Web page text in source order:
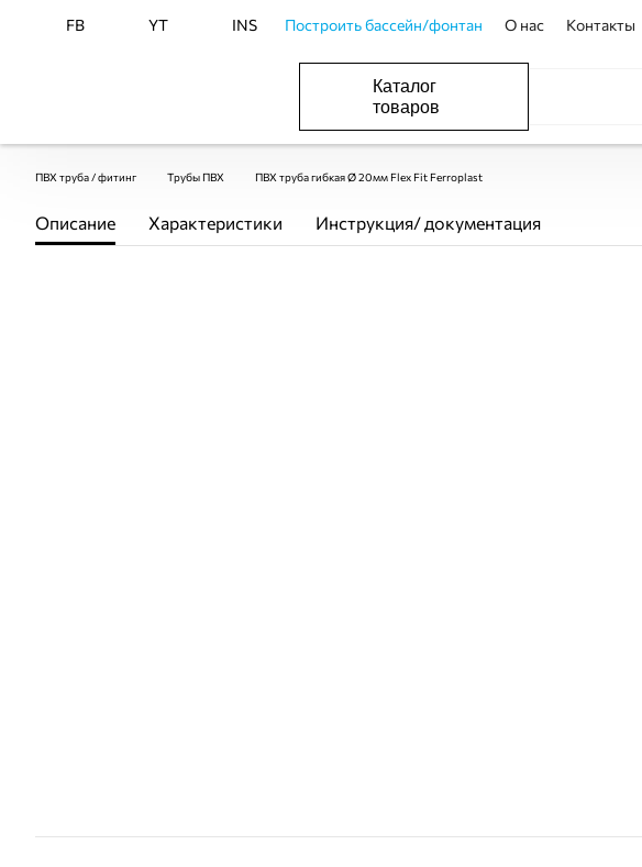
FB YT INS Построить бассейн/фонтан О нас Контакты
Каталог
товаров
ПВХ труба / фитинг Трубы ПВХ ПВХ труба гибкая Ø 20мм Flex Fit Ferroplast
Описание Характеристики Инструкция/ документация